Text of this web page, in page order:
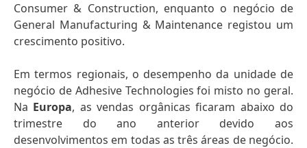
Consumer & Construction, enquanto o negócio de
General Manufacturing & Maintenance registou um
crescimento positivo.
Em termos regionais, o desempenho da unidade de
negócio de Adhesive Technologies foi misto no geral.
Na Europa, as vendas orgânicas ficaram abaixo do
trimestre do ano anterior devido aos
desenvolvimentos em todas as três áreas de negócio.